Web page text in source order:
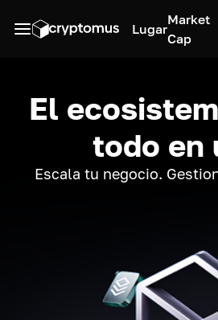
Lugar
Market
Cap
El
todo en
Escala tu negocio.